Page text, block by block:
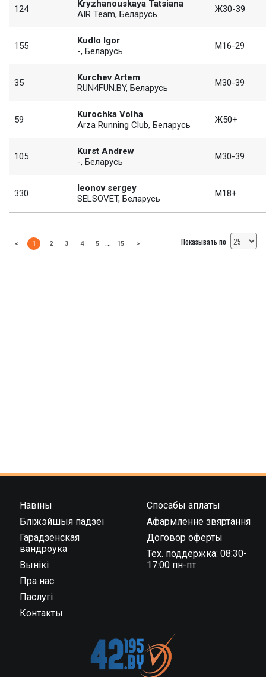
Показывать по
124
Kryzhanouskaya Tatsiana
AIR Team, Беларусь
Ж30-39
155
Kudlo Igor
-, Беларусь
М16-29
35
Kurchev Artem
RUN4FUN.BY, Беларусь
М30-39
59
Kurochka Volha
Arza Running Club, Беларусь
Ж50+
105
Kurst Andrew
-, Беларусь
М30-39
330
leonov sergey
SELSOVET, Беларусь
М18+
< 1 2 3 4 5 … 15 >
Навіны
Бліжэйшыя падзеі
Гарадзенская
вандроука
Вынікі
Пра нас
Паслугі
Контакты
Спосабы аплаты
Афармленне звяртання
Договор оферты
Тех. поддержка: 08:30-
17:00 пн-пт